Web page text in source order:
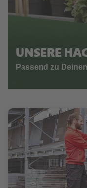
UNSERE
Passend zu